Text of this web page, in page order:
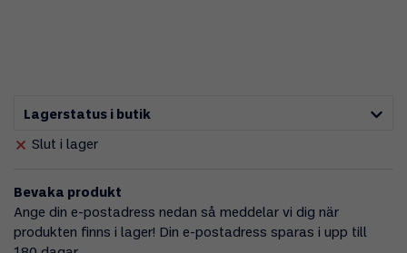
Lagerstatus i butik
Slut i lager
Bevaka produkt
Ange din e-postadress nedan så meddelar vi dig när
produkten finns i lager! Din e-postadress sparas i upp till